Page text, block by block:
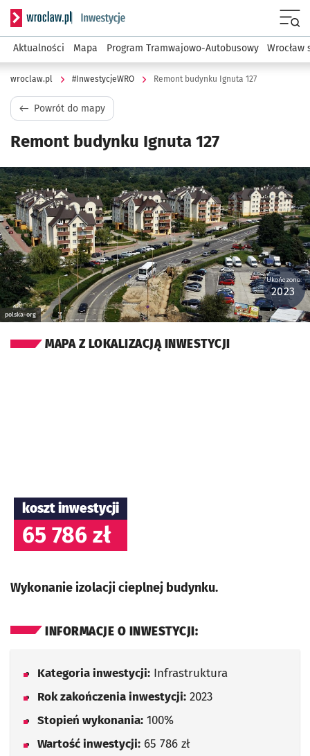
Serwis informacyjny wroclaw.pl podserwis:
Aktualności Mapa Program Tramwajowo-Autobusowy Wrocław
wroclaw.pl #InwestycjeWRO Remont budynku Ignuta 127
Powrót do mapy
Remont budynku Ignuta 127
Kliknij, aby powiększyć
polska-org
Ukończono:
2023
MAPA Z LOKALIZACJĄ INWESTYCJI
koszt inwestycji
65 786 zł
Wykonanie izolacji cieplnej budynku.
INFORMACJE O INWESTYCJI:
Kategoria inwestycji: Infrastruktura
Rok zakończenia inwestycji: 2023
Stopień wykonania: 100%
Wartość inwestycji: 65 786 zł